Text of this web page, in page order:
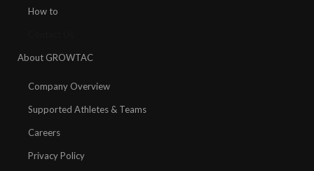
How to
About GROWTAC
Company Overview
Supported Athletes & Teams
Careers
Privacy Policy